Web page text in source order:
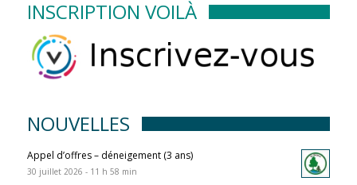
INSCRIPTION VOILÀ
NOUVELLES
Appel d’offres – déneigement (3 ans)
30 juillet 2026 - 11 h 58 min